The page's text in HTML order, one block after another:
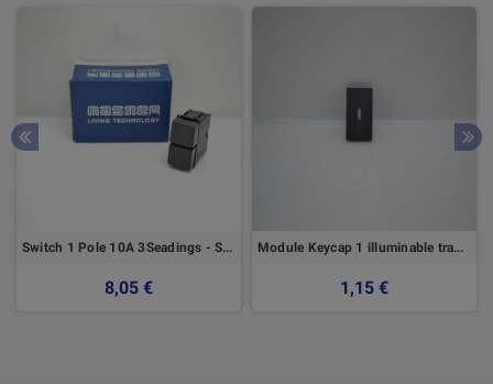
Switch 1 Pole 10A 3Seadings - Série Mode - Master
8,05 €
Module Keycap 1 illuminable transparent Urmet
1,15 €